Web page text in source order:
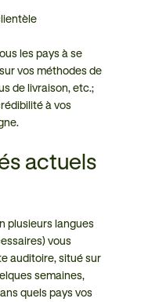
les pays à se
vos méthodes de
de livraison, etc.;
à vos
actuels
plusieurs langues
vous
auditoire, situé sur
semaines,
quels pays vos